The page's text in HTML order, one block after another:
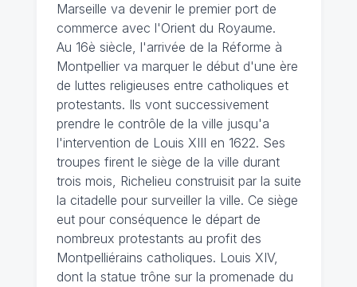
Marseille va devenir le premier port de
commerce avec l'Orient du Royaume.
Au 16è siècle, l'arrivée de la Réforme à
Montpellier va marquer le début d'une ère
de luttes religieuses entre catholiques et
protestants. Ils vont successivement
prendre le contrôle de la ville jusqu'a
l'intervention de Louis XIII en 1622. Ses
troupes firent le siège de la ville durant
trois mois, Richelieu construisit par la suite
la citadelle pour surveiller la ville. Ce siège
eut pour conséquence le départ de
nombreux protestants au profit des
Montpelliérains catholiques. Louis XIV,
dont la statue trône sur la promenade du